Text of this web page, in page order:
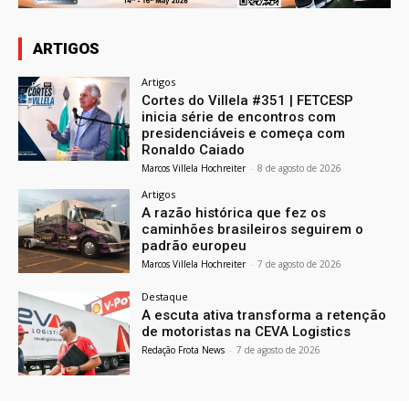
ARTIGOS
Artigos
Cortes do Villela #351 | FETCESP
inicia série de encontros com
presidenciáveis e começa com
Ronaldo Caiado
Marcos Villela Hochreiter - 8 de agosto de 2026
Artigos
A razão histórica que fez os
caminhões brasileiros seguirem o
padrão europeu
Marcos Villela Hochreiter - 7 de agosto de 2026
Destaque
A escuta ativa transforma a retenção
de motoristas na CEVA Logistics
Redação Frota News - 7 de agosto de 2026